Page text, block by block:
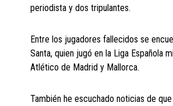
periodista y dos tripulantes.
Entre los jugadores fallecidos se
Santa, quien jugó en la Liga Española
Atlético de Madrid y Mallorca.
También he escuchado noticias de